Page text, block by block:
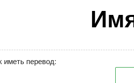
иметь перевод: